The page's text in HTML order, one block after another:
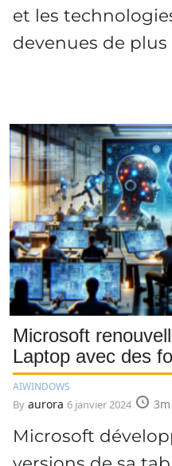
et les
devenues de
Microsoft
Laptop avec des
AIWINDOWS
By aurora 6 janvier 2024
Microsoft